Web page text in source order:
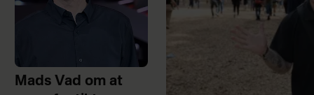
Mads Vad om at